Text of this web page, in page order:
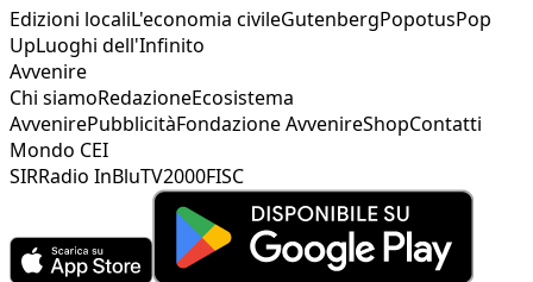
Edizioni localiL'economia civileGutenbergPopotusPop
UpLuoghi dell'Infinito
Avvenire
Chi siamoRedazioneEcosistema
AvvenirePubblicitàFondazione AvvenireShopContatti
Mondo CEI
SIRRadio InBluTV2000FISC